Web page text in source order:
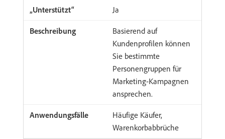
Ja
Basierend auf
Kundenprofilen können
Sie bestimmte
Personengruppen für
Marketing-Kampagnen
ansprechen.
Häufige Käufer,
Warenkorbabbrüche